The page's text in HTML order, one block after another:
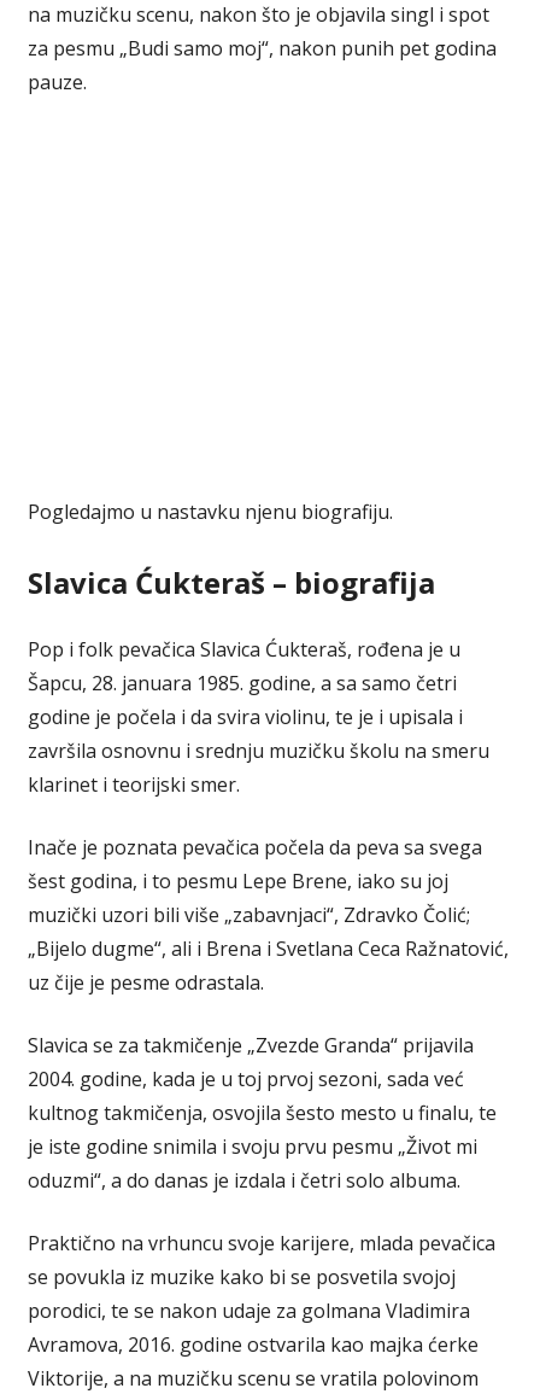
na muzičku scenu, nakon što je objavila singl i spot
za pesmu „Budi samo moj“, nakon punih pet godina
pauze.
Pogledajmo u nastavku njenu biografiju.
Slavica Ćukteraš – biografija
Pop i folk pevačica Slavica Ćukteraš, rođena je u
Šapcu, 28. januara 1985. godine, a sa samo četri
godine je počela i da svira violinu, te je i upisala i
završila osnovnu i srednju muzičku školu na smeru
klarinet i teorijski smer.
Inače je poznata pevačica počela da peva sa svega
šest godina, i to pesmu Lepe Brene, iako su joj
muzički uzori bili više „zabavnjaci“, Zdravko Čolić;
„Bijelo dugme“, ali i Brena i Svetlana Ceca Ražnatović,
uz čije je pesme odrastala.
Slavica se za takmičenje „Zvezde Granda“ prijavila
2004. godine, kada je u toj prvoj sezoni, sada već
kultnog takmičenja, osvojila šesto mesto u finalu, te
je iste godine snimila i svoju prvu pesmu „Život mi
oduzmi“, a do danas je izdala i četri solo albuma.
Praktično na vrhuncu svoje karijere, mlada pevačica
se povukla iz muzike kako bi se posvetila svojoj
porodici, te se nakon udaje za golmana Vladimira
Avramova, 2016. godine ostvarila kao majka ćerke
Viktorije, a na muzičku scenu se vratila polovinom